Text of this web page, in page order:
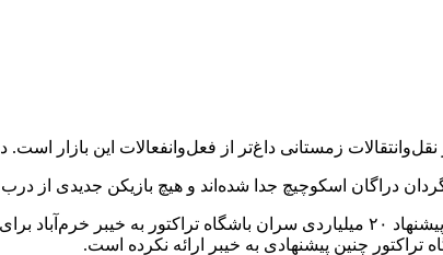
زمستانی داغ‌تر از فعل‌وانفعالات این بازار است.
دراگان اسکوچیچ جدا شده‌اند و هیچ بازیکن جدیدی از
صبح امروز برخی رسانه‌ها از پیشنهاد ۲۰ میلیاردی سران باشگاه
تراکتور چنین پیشنهادی به خیبر ارائه نکرده است.